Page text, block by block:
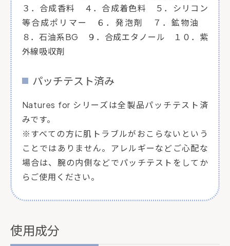
３．合成香料 ４．合成着色料 ５．シリコン
等合成ポリマー ６．発泡剤 ７．鉱物油
８．石油系BG ９．合成エタノール １０．紫
外線吸収剤
パッチテスト済み
Natures for シリーズは全製品パッチテスト済
みです。
※すべての方に肌トラブルがおこらないという
ことではありません。アレルギーなどご心配な
場合は、腕の内側などでパッチテストをしてか
らご使用ください。
使用成分